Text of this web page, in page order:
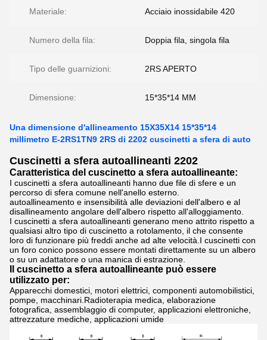
Materiale: Acciaio inossidabile 420
Numero della fila: Doppia fila, singola fila
Tipo delle guarnizioni: 2RS APERTO
Dimensione: 15*35*14 MM
Una dimensione d'allineamento 15X35X14 15*35*14
millimetro E-2RS1TN9 2RS di 2202 cuscinetti a sfera di auto
Cuscinetti a sfera autoallineanti 2202
Caratteristica del cuscinetto a sfera autoallineante:
I cuscinetti a sfera autoallineanti hanno due file di sfere e un
percorso di sfera comune nell'anello esterno.
autoallineamento e insensibilità alle deviazioni dell'albero e al
disallineamento angolare dell'albero rispetto all'alloggiamento.
I cuscinetti a sfera autoallineanti generano meno attrito rispetto a
qualsiasi altro tipo di cuscinetto a rotolamento, il che consente
loro di funzionare più freddi anche ad alte velocità. I cuscinetti con
un foro conico possono essere montati direttamente su un albero
o su un adattatore o una manica di estrazione.
Il cuscinetto a sfera autoallineante può essere
utilizzato per:
Apparecchi domestici, motori elettrici, componenti automobilistici,
pompe, macchinari.Radioterapia medica, elaborazione
fotografica, assemblaggio di computer, applicazioni elettroniche,
attrezzature mediche, applicazioni umide